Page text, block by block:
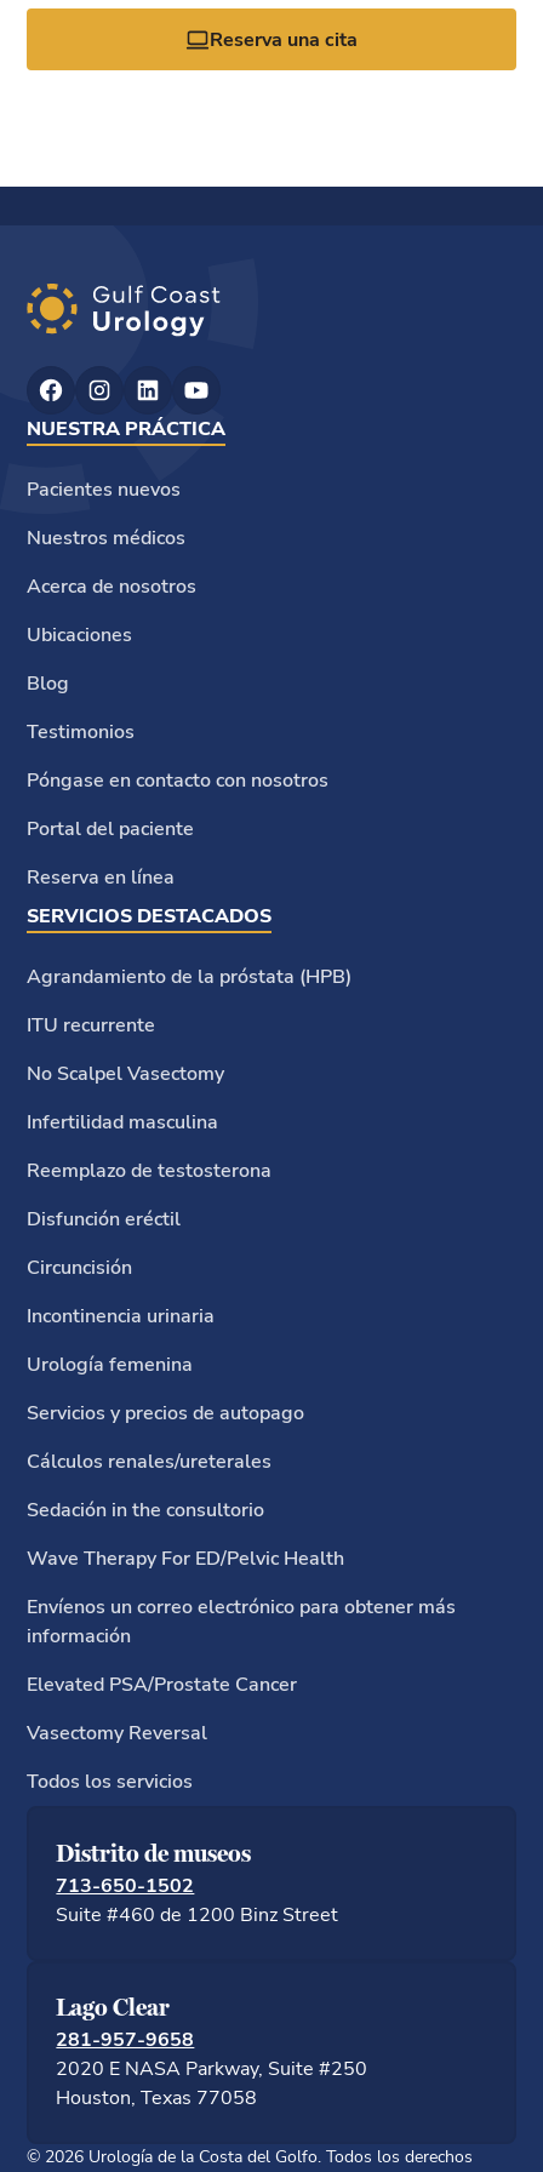
Reserva una cita
NUESTRA PRÁCTICA
Pacientes nuevos
Nuestros médicos
Acerca de nosotros
Ubicaciones
Blog
Testimonios
Póngase en contacto con nosotros
Portal del paciente
Reserva en línea
SERVICIOS DESTACADOS
Agrandamiento de la próstata (HPB)
ITU recurrente
No Scalpel Vasectomy
Infertilidad masculina
Reemplazo de testosterona
Disfunción eréctil
Circuncisión
Incontinencia urinaria
Urología femenina
Servicios y precios de autopago
Cálculos renales/ureterales
Sedación in the consultorio
Wave Therapy For ED/Pelvic Health
Envíenos un correo electrónico para obtener más
información
Elevated PSA/Prostate Cancer
Vasectomy Reversal
Todos los servicios
Distrito de museos
713-650-1502
Suite #460 de 1200 Binz Street
Lago Clear
281-957-9658
2020 E NASA Parkway, Suite #250
Houston, Texas 77058
© 2026 Urología de la Costa del Golfo. Todos los derechos